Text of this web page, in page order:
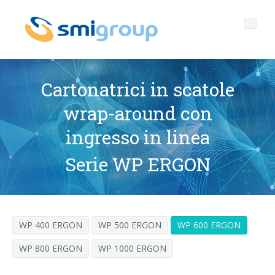
Profilo
Chi siamo
Dati chiave
Storia
Filiali
Governance
Corporate governance
Qualità, Ambiente e Sicurezza
General Data Protection Regulation
Sostenibilità
rPET
Tappi ancorati
LINEE DI IMBOTTIGLIAMENTO
Linee complete
SOFFIATRICI PER BOTTIGLIE PET/ rPET
After sales
Portale Smyzone
Media center
Cartonatrici in scatole
wrap-around con
ingresso in linea
Serie WP ERGON
WP 400 ERGON WP 500 ERGON
WP 600 ERGON
WP 800 ERGON
WP 1000 ERGON